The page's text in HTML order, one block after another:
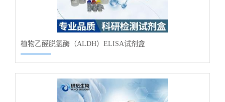
植物乙醛脱氢酶（ALDH）ELISA试剂盒